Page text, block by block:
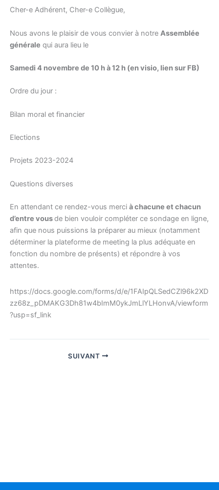
k
Cher-e Adhérent, Cher-e Collègue,
Nous avons le plaisir de vous convier à notre Assemblée
générale qui aura lieu le
Samedi 4 novembre de 10 h à 12 h (en visio, lien sur FB)
Ordre du jour :
Bilan moral et financier
Elections
Projets 2023-2024
Questions diverses
En attendant ce rendez-vous merci à chacune et chacun
d’entre vousde bien vouloir compléter ce sondage en ligne,
afin que nous puissions la préparer au mieux (notamment
déterminer la plateforme de meeting la plus adéquate en
fonction du nombre de présents) et répondre à vos
attentes.
https://docs.google.com/forms/d/e/1FAIpQLSedCZl96k2XD
zz68z_pDMAKG3Dh81w4bImM0ykJmLlYLHonvA/viewform
?usp=sf_link
SUIVANT